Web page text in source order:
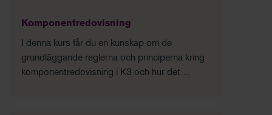
Komponentredovisning
I denna kurs får du en kunskap om de
grundläggande reglerna och principerna kring
komponentredovisning i K3 och hur det